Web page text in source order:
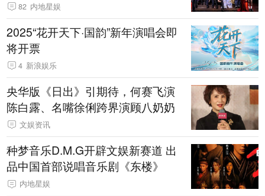
82 内地星娱
2025“花开天下·国韵”新年演唱会即
将开票
4 新浪娱乐
央华版《日出》引期待，何赛飞演
陈白露、名嘴徐俐跨界演顾八奶奶
文娱资讯
种梦音乐D.M.G开辟文娱新赛道 出
品中国首部说唱音乐剧《东楼》
内地星娱